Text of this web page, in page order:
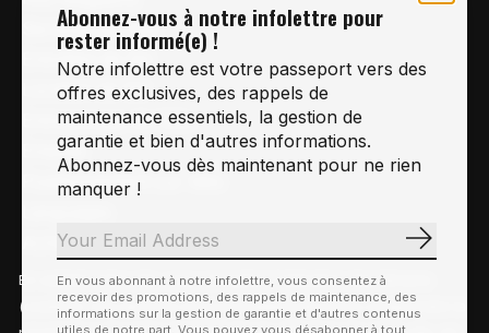
Services de Vélo
Entretien de Ski
Location de Ski
Entreposage de Vélo
Emplois
Positionnement sur Vélo
Achats, Expéditions & Retours
Politique de Confidentialité
Politique de Prix
Abonnez-vous à notre infolettre pour
rester informé(e) !
Notre infolettre est votre passeport vers des
offres exclusives, des rappels de
maintenance essentiels, la gestion de
garantie et bien d'autres informations.
Abonnez-vous dès maintenant pour ne rien
manquer !
En vous abonnant à notre infolettre, vous consentez à
recevoir des promotions, des rappels de maintenance, des
informations sur la gestion de garantie et d'autres contenus
utiles de notre part. Vous pouvez vous désabonner à tout
En visitant notre site, vous acceptez l'utilisation des témoins
(cookies). Ces derniers nous permettent de mieux comprendre la